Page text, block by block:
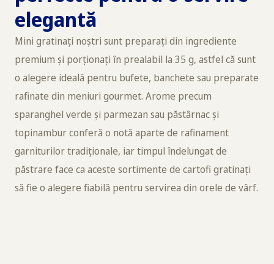
elegantă
Mini gratinați noștri sunt preparați din ingrediente
premium și porționați în prealabil la 35 g, astfel că sunt
o alegere ideală pentru bufete, banchete sau preparate
rafinate din meniuri gourmet. Arome precum
sparanghel verde și parmezan sau păstârnac și
topinambur conferă o notă aparte de rafinament
garniturilor tradiționale, iar timpul îndelungat de
păstrare face ca aceste sortimente de cartofi gratinați
să fie o alegere fiabilă pentru servirea din orele de vârf.